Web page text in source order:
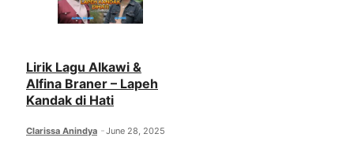
Lirik Lagu Alkawi &
Alfina Braner – Lapeh
Kandak di Hati
Clarissa Anindya June 28, 2025